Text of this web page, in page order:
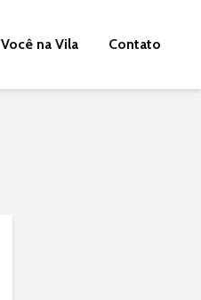
Você na Vila Contato